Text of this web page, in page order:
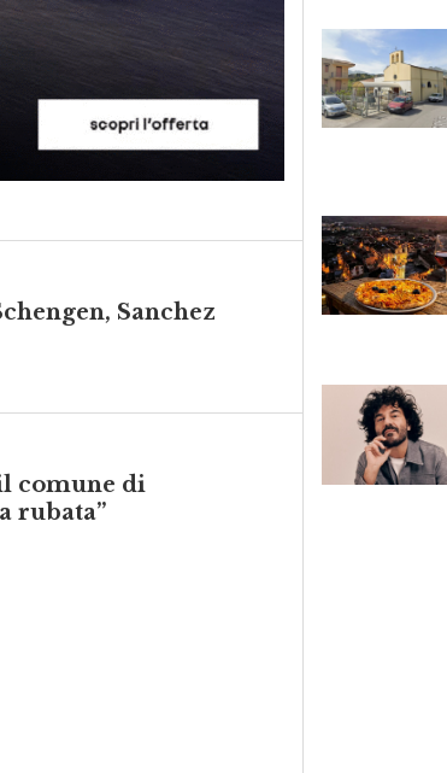
Sanchez
comune di
rubata”